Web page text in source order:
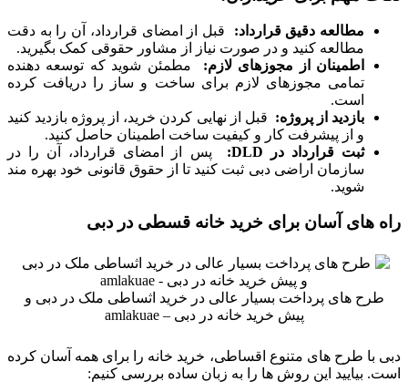
مطالعه دقیق قرارداد:
قبل از امضای قرارداد، آن را به دقت
مطالعه کنید و در صورت نیاز از مشاور حقوقی کمک بگیرید.
اطمینان از مجوزهای لازم:
مطمئن شوید که توسعه دهنده
تمامی مجوزهای لازم برای ساخت و ساز را دریافت کرده
است.
بازدید از پروژه: قبل از نهایی کردن خرید، از پروژه بازدید کنید
و از پیشرفت کار و کیفیت ساخت اطمینان حاصل کنید.
ثبت قرارداد در
پس از امضای قرارداد، آن را در
سازمان اراضی دبی ثبت کنید تا از حقوق قانونی خود بهره مند
شوید.
راه های آسان برای خرید خانه قسطی در دبی
طرح های پرداخت بسیار عالی در خرید اثساطی ملک در دبی و
پیش خرید خانه در دبی – amlakuae
دبی با طرح های متنوع اقساطی، خرید خانه را برای همه آسان کرده
است. بیایید این روش ها را به زبان ساده بررسی کنیم: